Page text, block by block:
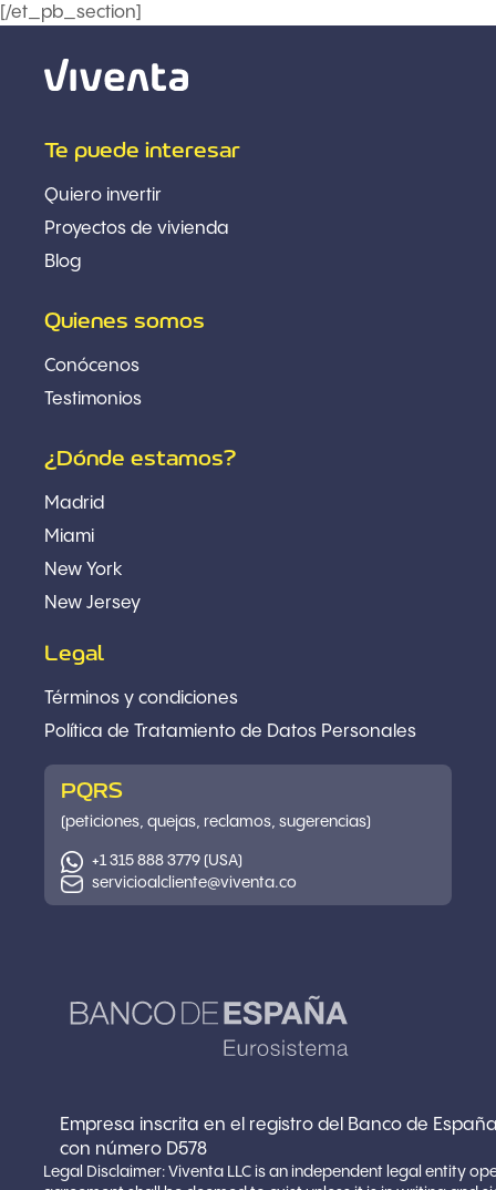
[/et_pb_section]
Te puede interesar
Quiero invertir
Proyectos de vivienda
Blog
Quienes somos
Conócenos
Testimonios
¿Dónde estamos?
Madrid
Miami
New York
New Jersey
Legal
Términos y condiciones
Política de Tratamiento de Datos Personales
PQRS
(peticiones, quejas, reclamos, sugerencias)
+1 315 888 3779 (USA)
servicioalcliente@viventa.co
Empresa inscrita en el registro del Banco de
con número D578
Legal Disclaimer: Viventa LLC is an independent legal entity